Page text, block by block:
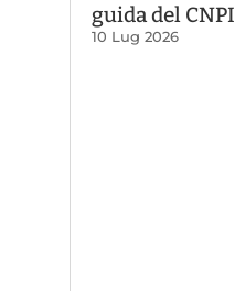
guida del CNPI
10 Lug 2026